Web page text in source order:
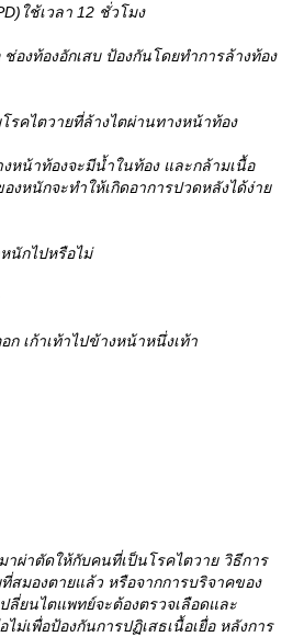
ใช้เวลา 12 ชั่วโมง
งท้องอักเสบ ป้องกันโดยทำการล้างท้อง
รคไตวายที่ล้างไตผ่านทางหน้าท้อง
หน้าท้องจะมีน้ำในท้อง และกล้ามเนื้อ
งหนักจะทำให้เกิดอาการปวดหลังได้ง่า
นักไปหรือไม่
ก เก้าเท้าไปข้างหน้าหนึ่งเท้า
าผ่าตัดให้กับคนที่เป็นโรคไตวาย วิธีการ
สมองตายแล้ว หรือจากการบริจาคของ
ลี่ยนไตแพทย์จะต้องตรวจเลือดและ
ไม่เพื่อป้องกันการปฏิเสธเนื้อเยื่อ หลังการ